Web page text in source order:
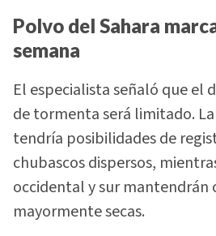
Polvo del Sahara
semana
El especialista señaló que el
de tormenta será limitado.
tendría posibilidades de
chubascos dispersos,
occidental y sur mantendrán
mayormente secas.